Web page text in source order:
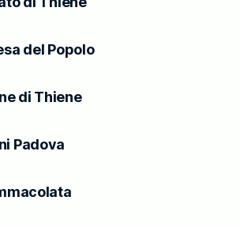
del Popolo
di Thiene
Padova